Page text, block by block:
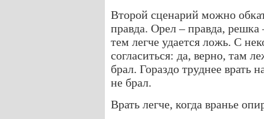
Второй сценарий можно
правда. Орел – правда,
тем легче удается ложь. С
согласиться: да, верно, там
брал. Гораздо труднее врать
не брал.
Врать легче, когда вранье